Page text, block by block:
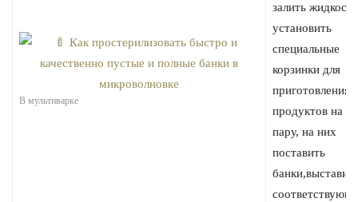
В мультиварке
залить
установить
специальные
корзинки для
приготовления
продуктов на
пару, на них
поставить